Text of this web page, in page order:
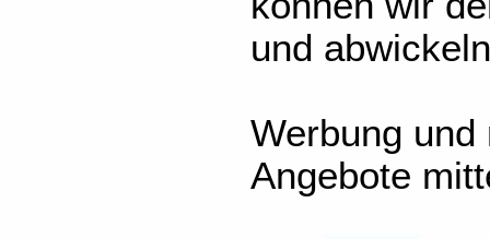
und
Werbung
Angebote